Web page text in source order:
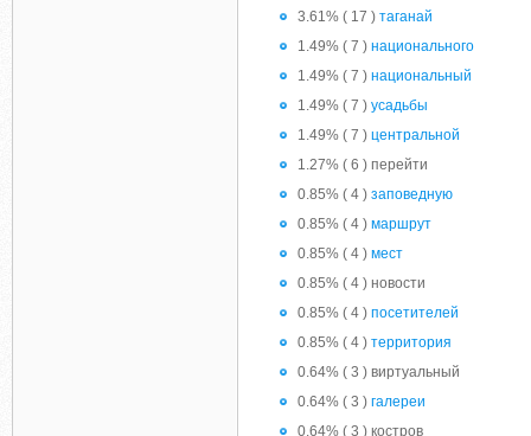
3.61% ( 17 ) таганай
1.49% ( 7 ) национального
1.49% ( 7 ) национальный
1.49% ( 7 ) усадьбы
1.49% ( 7 ) центральной
1.27% ( 6 ) перейти
0.85% ( 4 ) заповедную
0.85% ( 4 ) маршрут
0.85% ( 4 ) мест
0.85% ( 4 ) новости
0.85% ( 4 ) посетителей
0.85% ( 4 ) территория
0.64% ( 3 ) виртуальный
0.64% ( 3 ) галереи
0.64% ( 3 ) костров